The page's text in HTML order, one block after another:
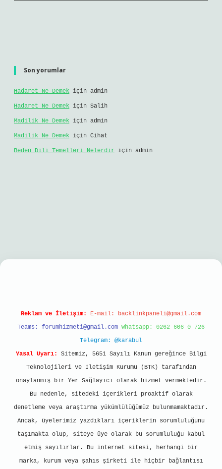
Son yorumlar
Hadaret Ne Demek için admin
Hadaret Ne Demek için Salih
Madilik Ne Demek için admin
Madilik Ne Demek için Cihat
Beden Dili Temelleri Nelerdir için admin
Reklam ve İletişim: E-mail: backlinkpaneli@gmail.com
Teams: forumhizmeti@gmail.com Whatsapp: 0262 606 0 726
Telegram: @karabul
Yasal Uyarı:
Sitemiz, 5651 Sayılı Kanun gereğince Bilgi
Teknolojileri ve İletişim Kurumu (BTK) tarafından
onaylanmış bir Yer Sağlayıcı olarak hizmet vermektedir.
Bu nedenle, sitedeki içerikleri proaktif olarak
denetleme veya araştırma yükümlülüğümüz bulunmamaktadır.
Ancak, üyelerimiz yazdıkları içeriklerin sorumluluğunu
taşımakta olup, siteye üye olarak bu sorumluluğu kabul
etmiş sayılırlar. Bu internet sitesi, herhangi bir
marka, kurum veya şahıs şirketi ile hiçbir bağlantısı